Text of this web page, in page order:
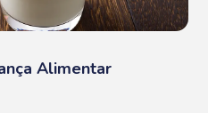
Alimentar